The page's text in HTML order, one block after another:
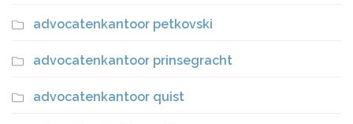
advocatenkantoor petkovski
advocatenkantoor prinsegracht
advocatenkantoor quist